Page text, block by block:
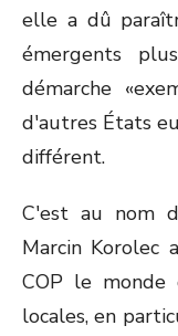
elle a dû
émergents
démarche
d'autres États
différent.
C'est au nom
Marcin Korolec
COP le monde
locales, en